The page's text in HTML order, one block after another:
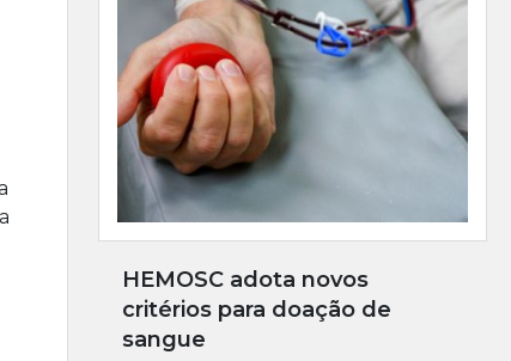
HEMOSC adota novos
critérios para doação de
sangue